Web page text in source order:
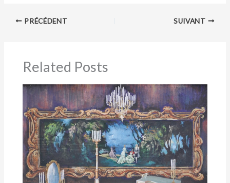
PRÉCÉDENT SUIVANT
Related Posts